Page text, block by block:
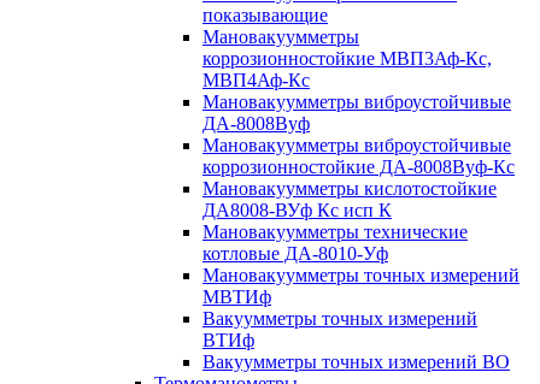
показывающие
Мановакуумметры
коррозионностойкие МВП3Аф-Кс,
МВП4Аф-Кс
Мановакуумметры виброустойчивые
ДА-8008Вуф
Мановакуумметры виброустойчивые
коррозионностойкие ДА-8008Вуф-Кс
Мановакуумметры кислотостойкие
ДА8008-ВУф Кс исп К
Мановакуумметры технические
котловые ДА-8010-Уф
Мановакуумметры точных измерений
МВТИф
Вакуумметры точных измерений
ВТИф
Вакуумметры точных измерений ВО